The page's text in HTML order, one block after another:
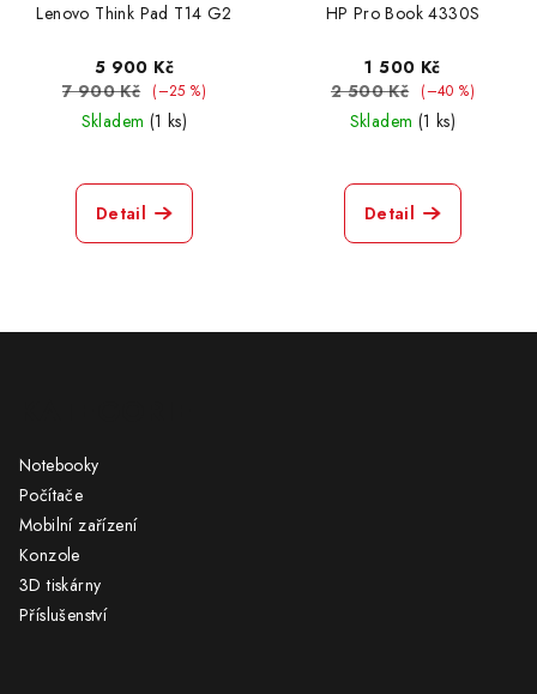
Lenovo Think Pad T14 G2
5 900 Kč
7 900 Kč
(–25 %)
Skladem (1 ks)
Detail
HP Pro Book 4330S
1 500 Kč
2 500 Kč
(–40 %)
Skladem (1 ks)
Detail
Notebooky
Počítače
Mobilní zařízení
Konzole
3D tiskárny
Příslušenství